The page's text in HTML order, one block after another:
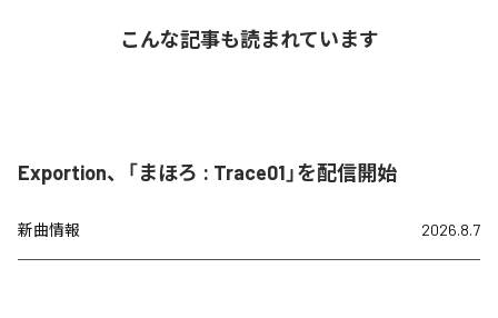
こんな記事も読まれています
Exportion、「まほろ : Trace01」を配信開始
新曲情報 2026.8.7